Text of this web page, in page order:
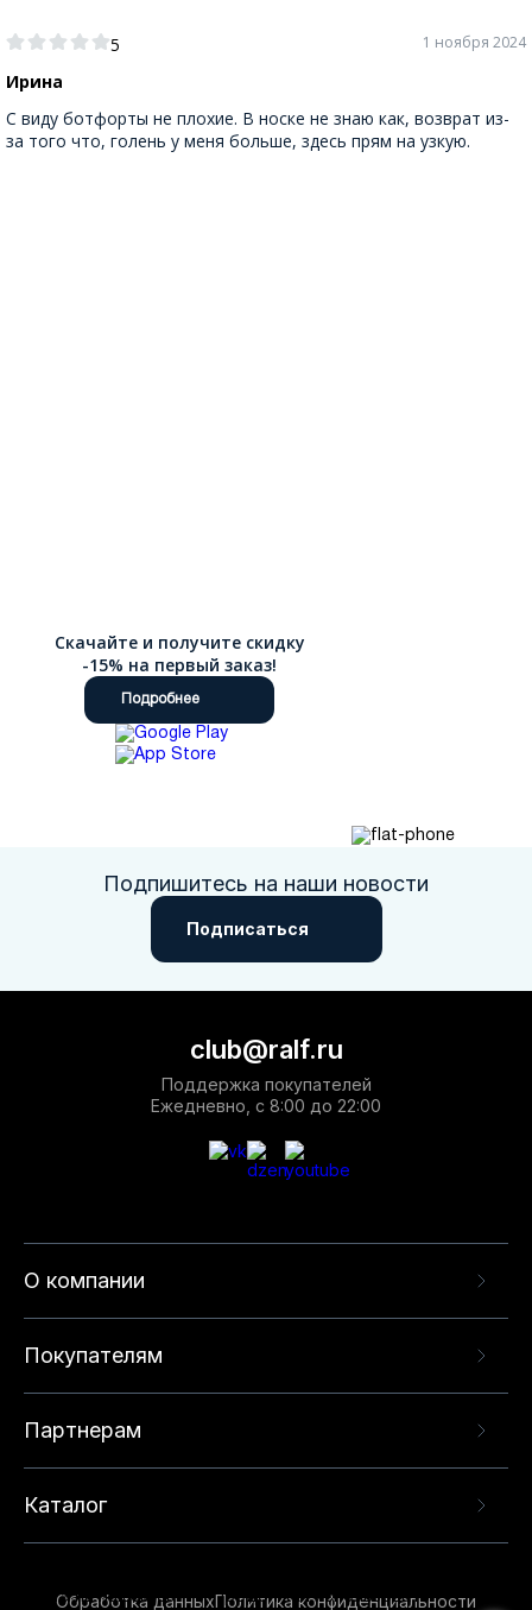
5
Ирина
1 ноября 2024
С виду ботфорты не плохие. В носке не знаю как, возврат из-
за того что, голень у меня больше, здесь прям на узкую.
Скачайте и получите скидку
-15% на первый заказ!
Подробнее
Подпишитесь на наши новости
Подписаться
О компании
Покупателям
Партнерам
Каталог
club@ralf.ru
Поддержка покупателей
Ежедневно, с 8:00 до 22:00
Обработка данныхПолитика конфиденциальности
опыта на нашем сайте. Продолжая использовать